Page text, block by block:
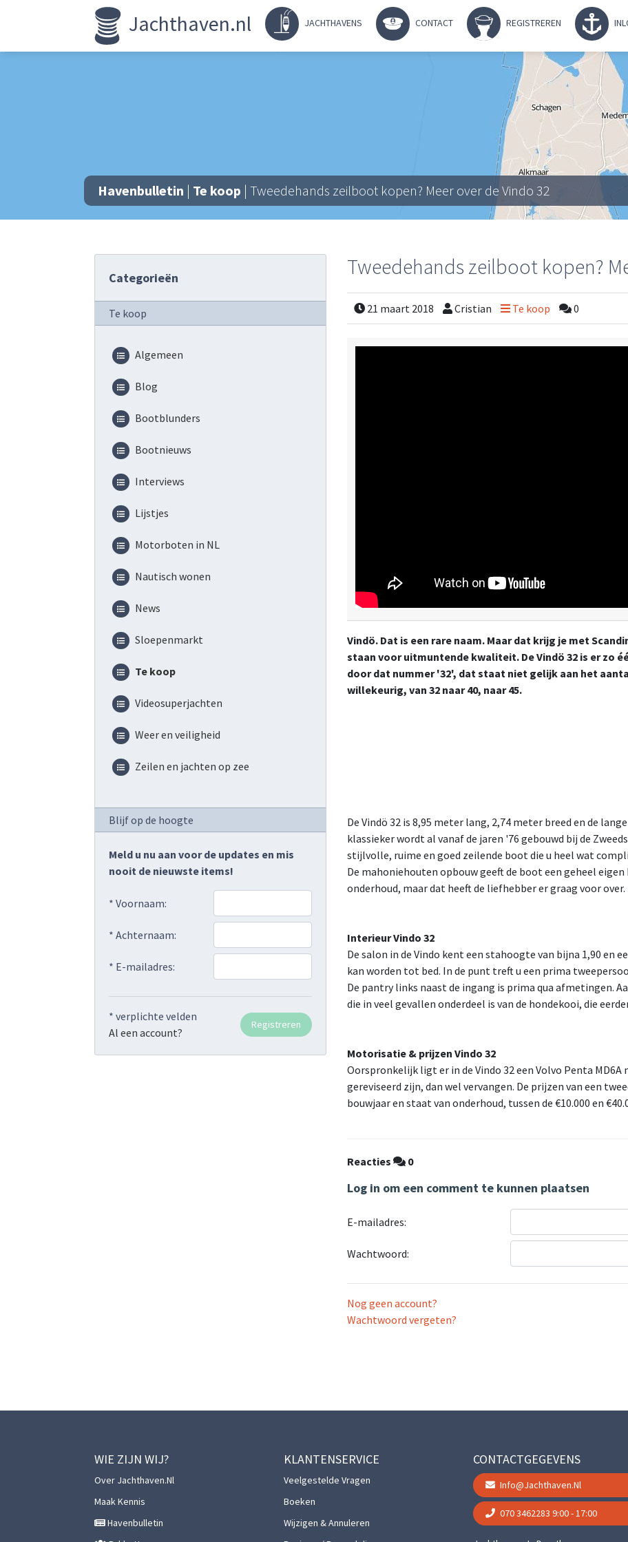
Jachthaven.nl JACHTHAVENS CONTACT REGISTREREN
Havenbulletin | Te koop | Tweedehands zeilboot kopen? Meer over de Vindo 32
Categorieën
Te koop
Algemeen
Blog
Bootblunders
Bootnieuws
Interviews
Lijstjes
Motorboten in NL
Nautisch wonen
News
Sloepenmarkt
Te koop
Videosuperjachten
Weer en veiligheid
Zeilen en jachten op zee
Blijf op de hoogte
Meld u nu aan voor de updates en mis
nooit de nieuwste items!
* Voornaam:
* Achternaam:
* E-mailadres:
* verplichte velden
Al een account?
Tweedehands zeilboot kopen?
21 maart 2018 Cristian Te koop 0
Vindö. Dat is een rare naam. Maar dat krijg je met
staan voor uitmuntende kwaliteit. De Vindö 32 is er zo
door dat nummer '32', dat staat niet gelijk aan het
willekeurig, van 32 naar 40, naar 45.
De Vindö 32 is 8,95 meter lang, 2,74 meter breed en de
klassieker wordt al vanaf de jaren '76 gebouwd bij de
stijlvolle, ruime en goed zeilende boot die u heel wat
De mahoniehouten opbouw geeft de boot een geheel
onderhoud, maar dat heeft de liefhebber er graag voor over.
Interieur Vindo 32
De salon in de Vindo kent een stahoogte van bijna 1,90 en
kan worden tot bed. In de punt treft u een prima
De pantry links naast de ingang is prima qua afmetingen.
die in veel gevallen onderdeel is van de hondekooi, die
Motorisatie & prijzen Vindo 32
Oorspronkelijk ligt er in de Vindo 32 een Volvo Penta
gereviseerd zijn, dan wel vervangen. De prijzen van een
bouwjaar en staat van onderhoud, tussen de €10.000 en
Reacties 0
Log in om een comment te kunnen plaatsen
E-mailadres:
Wachtwoord:
Nog geen account?
Wachtwoord vergeten?
WIE ZIJN WIJ?
Over Jachthaven.nl
Maak Kennis
Havenbulletin
KLANTENSERVICE
Veelgestelde Vragen
Boeken
Wijzigen & Annuleren
CONTACTGEGEVENS
Info@jachthaven.nl
070 3462283 9:00 - 17:00